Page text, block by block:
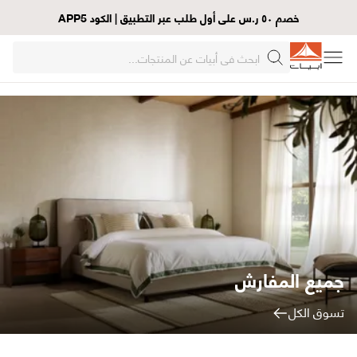
خصم ٥٠ ر.س على أول طلب عبر التطبيق | الكود APP5
جميع المفارش
تسوق الكل